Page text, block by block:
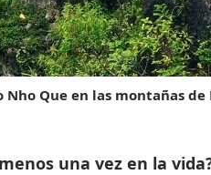
Que en las montañas de
una vez en la